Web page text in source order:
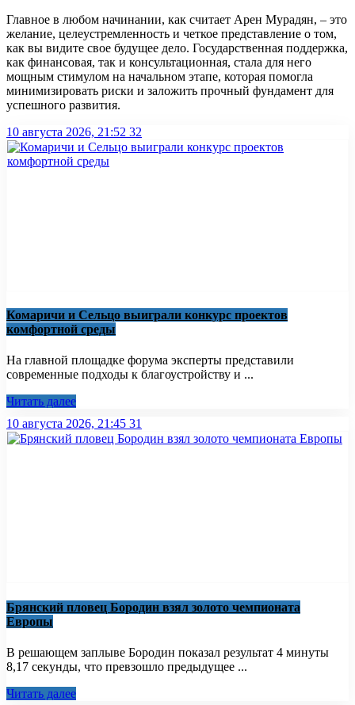
Главное в любом начинании, как считает Арен Мурадян, – это
желание, целеустремленность и четкое представление о том,
как вы видите свое будущее дело. Государственная поддержка,
как финансовая, так и консультационная, стала для него
мощным стимулом на начальном этапе, которая помогла
минимизировать риски и заложить прочный фундамент для
успешного развития.
10 августа 2026, 21:52 32
Комаричи и Сельцо выиграли конкурс проектов
комфортной среды
На главной площадке форума эксперты представили
современные подходы к благоустройству и ...
Читать далее
10 августа 2026, 21:45 31
Брянский пловец Бородин взял золото чемпионата
Европы
В решающем заплыве Бородин показал результат 4 минуты
8,17 секунды, что превзошло предыдущее ...
Читать далее